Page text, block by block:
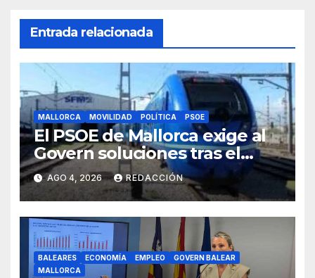
Entrada relacionada
MALLORCA MOVILIDAD POLÍTICA PSOE
El PSOE de Mallorca exige al
Govern soluciones tras el
tijeretazo de trenes en
agosto
AGO 4, 2026 REDACCIÓN
BALEARES ECONOMÍA EMPLEO
GOVERN BALEAR
MALLORCA